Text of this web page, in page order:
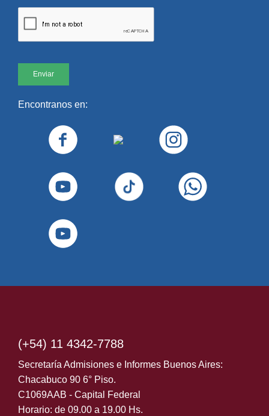
Secretario Académico de Facultad:
Secretaria Académica de Facultad en
Sede Regional Rosario:
Yohana.Noguera@UAI.edu.ar
Regional Rosario:Lic. Rodrigo Cinca
Rodrigo.Cinca@UAI.edu.ar
Director de la Carrera de Especialización en Concursos y
Secretario Académico
Dr. Sicoli, Jorge Silvio
JorgeSilvio.Sicoli@UAI.edu.ar
Encontranos en:
(+54) 11 4342-7788
Secretaría Admisiones e Informes Buenos Aires:
Chacabuco 90 6° Piso.
C1069AAB - Capital Federal
Horario: de 09.00 a 19.00 Hs.